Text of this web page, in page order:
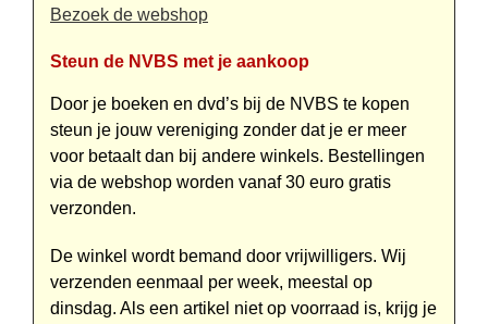
Bezoek de webshop
Steun de NVBS met je aankoop
Door je boeken en dvd’s bij de NVBS te kopen
steun je jouw vereniging zonder dat je er meer
voor betaalt dan bij andere winkels. Bestellingen
via de webshop worden vanaf 30 euro gratis
verzonden.
De winkel wordt bemand door vrij­willigers. Wij
verzenden eenmaal per week, meestal op
dinsdag. Als een artikel niet op voorraad is, krijg je